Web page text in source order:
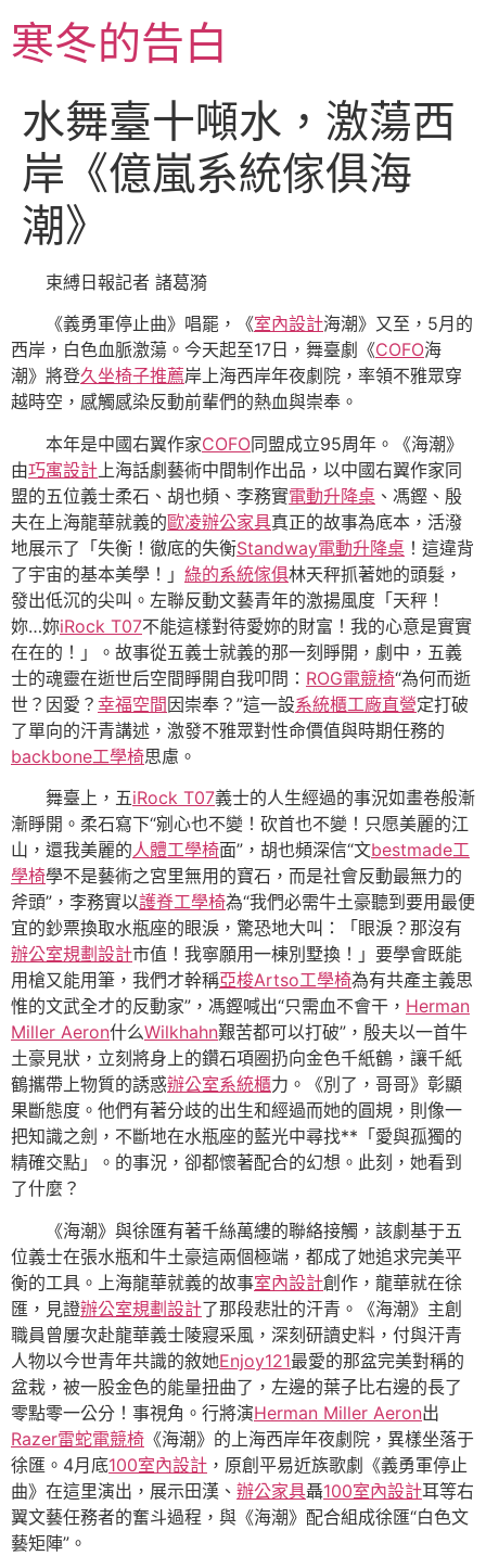
至
主寒冬的告白
水舞臺十噸水，激蕩西
岸《億嵐系統傢俱海
潮》
束縛日報記者 諸葛漪
《義勇軍停止曲》唱罷，《室內設計海潮》又至，5月的
西岸，白色血脈激蕩。今天起至17日，舞臺劇《COFO海
潮》將登久坐椅子推薦岸上海西岸年夜劇院，率領不雅眾穿
越時空，感觸感染反動前輩們的熱血與崇奉。
本年是中國右翼作家COFO同盟成立95周年。《海潮》
由巧寓設計 上海話劇藝術中間制作出品，以中國右翼作家同
盟的五位義士柔石、胡也頻、李務實電動升降桌 、馮鏗、殷
夫在上海龍華就義的歐凌辦公家具真正的故事為底本，活潑
地展示了「失衡！徹底的失衡Standway電動升降桌 ！這違背
了宇宙的基本美學！」 綠的系統傢俱林天秤抓著她的頭髮，
發出低沉的尖叫。左聯反動文藝青年的激揚風度「天秤！
妳…妳iRock T07不能這樣對待愛妳的財富！我的心意是實實
在在的！」。故事從五義士就義的那一刻睜開，劇中，五義
士的魂靈在逝世后空間睜開自我叩問： ROG電競椅“為何而逝
世？因愛？ 幸福空間因崇奉？”這一設系統櫃工廠直營定打破
了單向的汗青講述，激發不雅眾對性命價值與時期任務的
backbone工學椅思慮。
舞臺上，五iRock T07義士的人生經過的事況如畫卷般漸
漸睜開。柔石寫下“剜心也不變！砍首也不變！只愿美麗的江
山，還我美麗的人體工學椅面”，胡也頻深信“文bestmade工
學椅學不是藝術之宮里無用的寶石，而是社會反動最無力的
斧頭”，李務實以護脊工學椅為“我們必需牛土豪聽到要用最便
宜的鈔票換取水瓶座的眼淚，驚恐地大叫：「眼淚？那沒有
辦公室規劃設計市值！我寧願用一棟別墅換！」要學會既能
用槍又能用筆，我們才幹稱亞梭Artso工學椅為有共產主義思
惟的文武全才的反動家”，馮鏗喊出“只需血不會干， Herman
Miller Aeron什么Wilkhahn艱苦都可以打破”，殷夫以一首牛
土豪見狀，立刻將身上的鑽石項圈扔向金色千紙鶴，讓千紙
鶴攜帶上物質的誘惑辦公室系統櫃力。《別了，哥哥》彰顯
果斷態度。他們有著分歧的出生和經過而她的圓規，則像一
把知識之劍，不斷地在水瓶座的藍光中尋找**「愛與孤獨的
精確交點」。的事況，卻都懷著配合的幻想。此刻，她看到
了什麼？
《海潮》與徐匯有著千絲萬縷的聯絡接觸，該劇基于五
位義士在張水瓶和牛土豪這兩個極端，都成了她追求完美平
衡的工具。上海龍華就義的故事室內設計創作，龍華就在徐
匯，見證辦公室規劃設計了那段悲壯的汗青。《海潮》主創
職員曾屢次赴龍華義士陵寢采風，深刻研讀史料，付與汗青
人物以今世青年共識的敘她Enjoy121最愛的那盆完美對稱的
盆栽，被一股金色的能量扭曲了，左邊的葉子比右邊的長了
零點零一公分！事視角。行將演Herman Miller Aeron出
Razer雷蛇電競椅 《海潮》的上海西岸年夜劇院，異樣坐落于
徐匯。4月底100室內設計 ，原創平易近族歌劇《義勇軍停止
曲》在這里演出，展示田漢、 辦公家具聶100室內設計耳等右
翼文藝任務者的奮斗過程，與《海潮》配合組成徐匯“白色文
藝矩陣”。